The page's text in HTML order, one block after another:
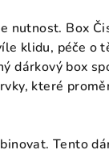
nutnost. Box
klidu, péče o
dárkový box
které
Tento